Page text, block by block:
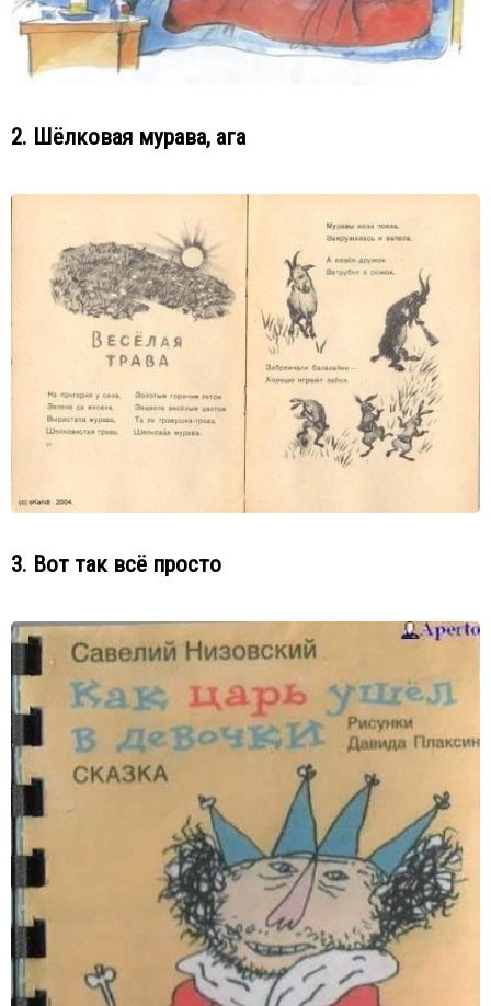
2. Шёлковая мурава, ага
3. Вот так всё просто